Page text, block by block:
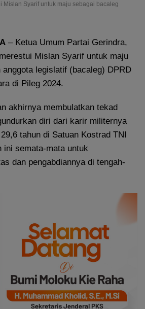
Mislan Syarif untuk maju sebagai bacaleg
– Ketua Umum Partai Gerindra,
Mislan Syarif untuk maju
legislatif (bacaleg) DPRD
di Pileg 2024.
akhirnya membulatkan tekad
diri dari karir militernya
tahun di Satuan Kostrad TNI
ini semata-mata untuk
dan pengabdiannya di tengah-